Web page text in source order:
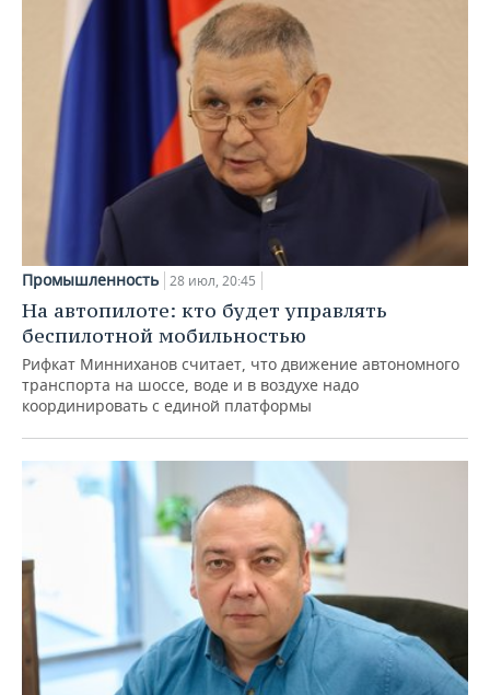
Промышленность 28 июл, 20:45
На автопилоте: кто будет управлять
беспилотной мобильностью
Рифкат Минниханов считает, что движение автономного
транспорта на шоссе, воде и в воздухе надо
координировать с единой платформы